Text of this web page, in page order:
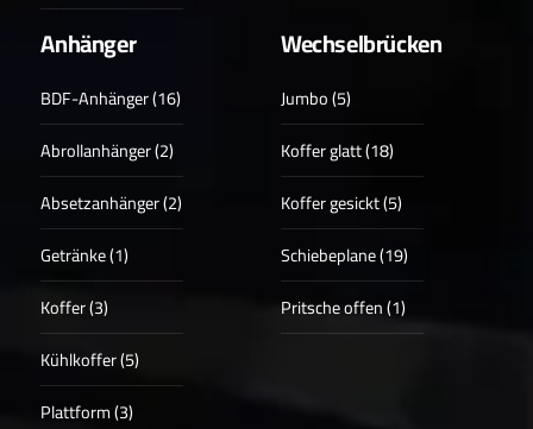
Anhänger
BDF-Anhänger (16)
Abrollanhänger (2)
Absetzanhänger (2)
Getränke (1)
Koffer (3)
Kühlkoffer (5)
Plattform (3)
Wechselbrücken
Jumbo (5)
Koffer glatt (18)
Koffer gesickt (5)
Schiebeplane (19)
Pritsche offen (1)